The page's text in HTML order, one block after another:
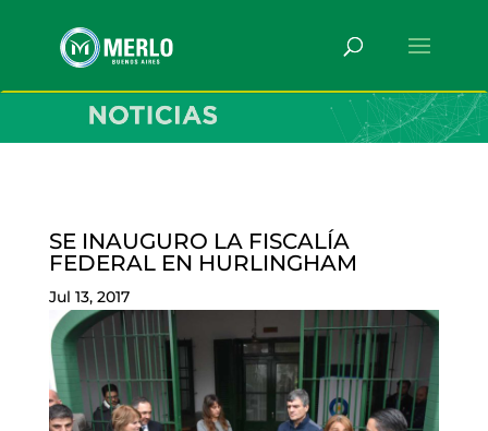
SE INAUGURO LA FISCALÍA
FEDERAL EN HURLINGHAM
Jul 13, 2017